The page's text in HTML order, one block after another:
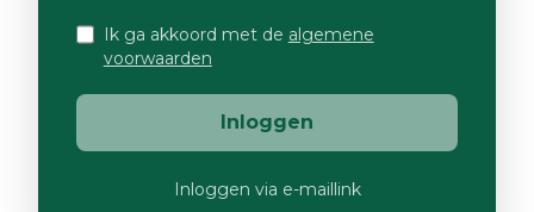
Ik ga akkoord met de algemene
voorwaarden
Inloggen
Inloggen via e-maillink